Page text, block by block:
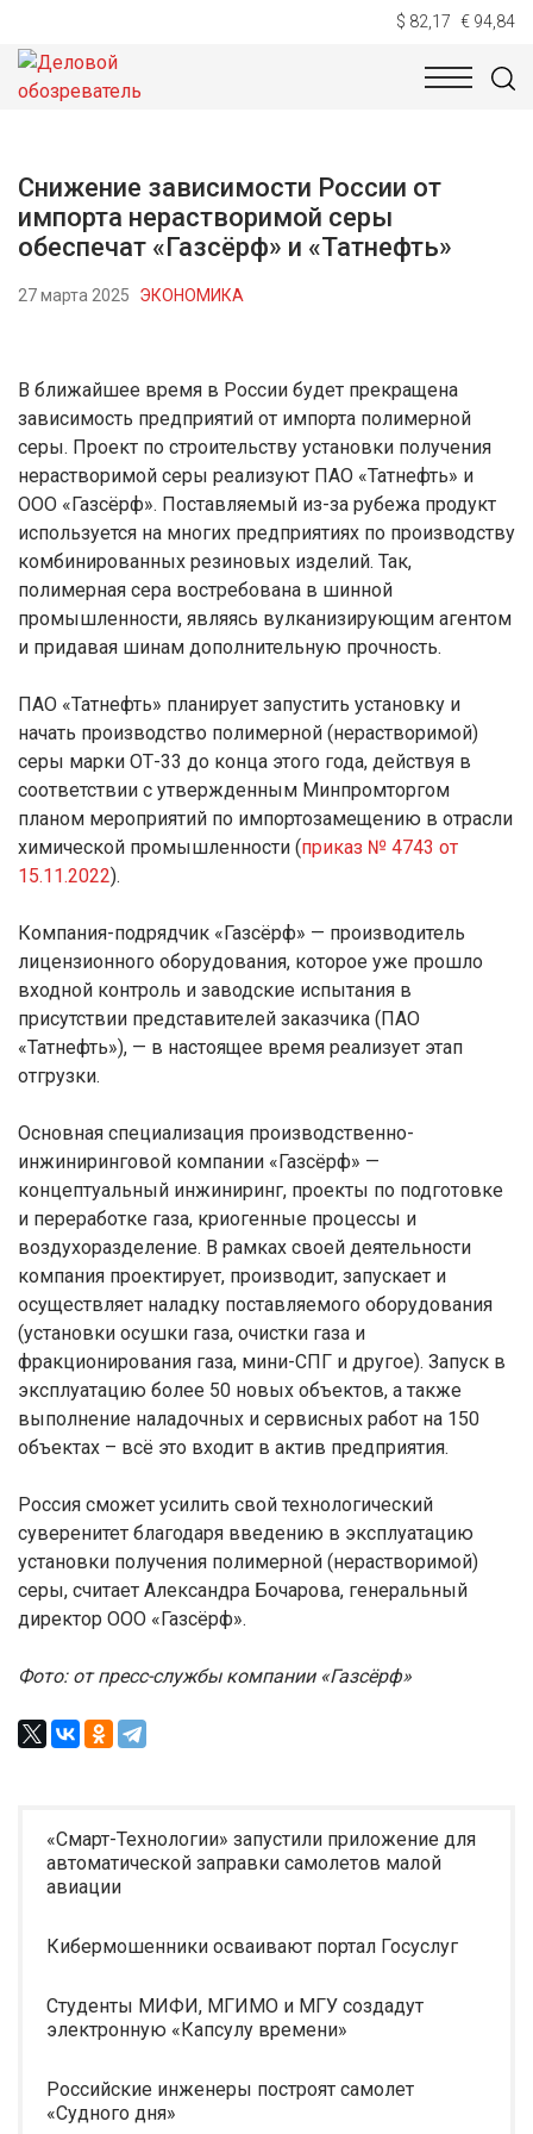
$ 82,17 € 94,84
НОВОСТИ
Снижение зависимости России от
импорта нерастворимой серы
обеспечат «Газсёрф» и «Татнефть»
27 марта 2025 ЭКОНОМИКА
В ближайшее время в России будет прекращена
зависимость предприятий от импорта полимерной
серы. Проект по строительству установки получения
нерастворимой серы реализуют ПАО «Татнефть» и
ООО «Газсёрф». Поставляемый из-за рубежа продукт
используется на многих предприятиях по производству
комбинированных резиновых изделий. Так,
полимерная сера востребована в шинной
промышленности, являясь вулканизирующим агентом
и придавая шинам дополнительную прочность.
ПАО «Татнефть» планирует запустить установку и
начать производство полимерной (нерастворимой)
серы марки ОТ-33 до конца этого года, действуя в
соответствии с утвержденным Минпромторгом
планом мероприятий по импортозамещению в отрасли
химической промышленности (приказ № 4743 от
15.11.2022).
Компания-подрядчик «Газсёрф» — производитель
лицензионного оборудования, которое уже прошло
входной контроль и заводские испытания в
присутствии представителей заказчика (ПАО
«Татнефть»), — в настоящее время реализует этап
отгрузки.
Основная специализация производственно-
инжиниринговой компании «Газсёрф» —
концептуальный инжиниринг, проекты по подготовке
и переработке газа, криогенные процессы и
воздухоразделение. В рамках своей деятельности
компания проектирует, производит, запускает и
осуществляет наладку поставляемого оборудования
(установки осушки газа, очистки газа и
фракционирования газа, мини-СПГ и другое). Запуск в
эксплуатацию более 50 новых объектов, а также
выполнение наладочных и сервисных работ на 150
объектах – всё это входит в актив предприятия.
Россия сможет усилить свой технологический
суверенитет благодаря введению в эксплуатацию
установки получения полимерной (нерастворимой)
серы, считает Александра Бочарова, генеральный
директор ООО «Газсёрф».
Фото: от пресс-службы компании «Газсёрф»
«Смарт-Технологии» запустили приложение для
автоматической заправки самолетов малой
авиации
Кибермошенники осваивают портал Госуслуг
Студенты МИФИ, МГИМО и МГУ создадут
электронную «Капсулу времени»
Российские инженеры построят самолет
«Судного дня»